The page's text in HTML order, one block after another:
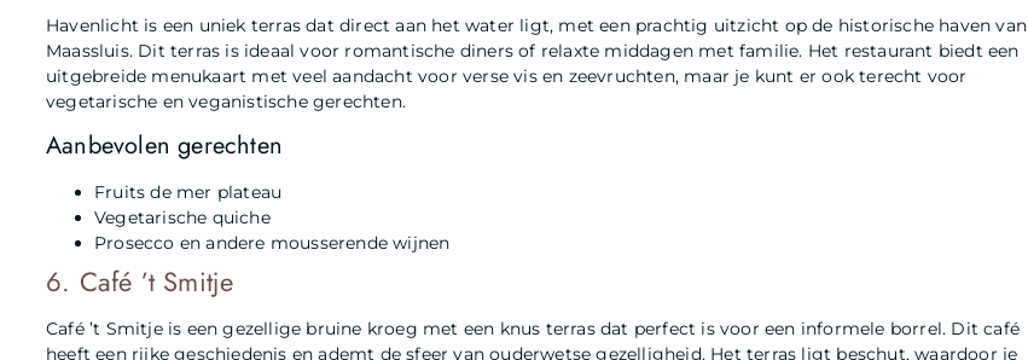
Havenlicht is een uniek terras dat direct aan het water ligt, met een prachtig uitzicht op de historische haven van
Maassluis. Dit terras is ideaal voor romantische diners of relaxte middagen met familie. Het restaurant biedt een
uitgebreide menukaart met veel aandacht voor verse vis en zeevruchten, maar je kunt er ook terecht voor
vegetarische en veganistische gerechten.
Aanbevolen gerechten
Fruits de mer plateau
Vegetarische quiche
Prosecco en andere mousserende wijnen
6. Café ’t Smitje
Café ’t Smitje is een gezellige bruine kroeg met een knus terras dat perfect is voor een informele borrel. Dit café
heeft een rijke geschiedenis en ademt de sfeer van ouderwetse gezelligheid. Het terras ligt beschut, waardoor je